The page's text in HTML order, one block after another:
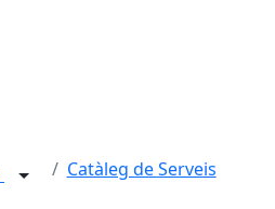
Catàleg de Serveis